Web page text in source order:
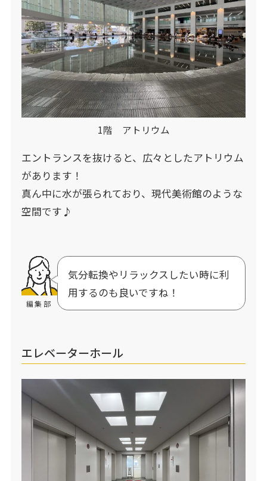
1階 アトリウム
エントランスを抜けると、広々としたアトリウム
があります！
真ん中に水が張られており、現代美術館のような
空間です♪
編集部
気分転換やリラックスしたい時に利
用するのも良いですね！
エレベーターホール